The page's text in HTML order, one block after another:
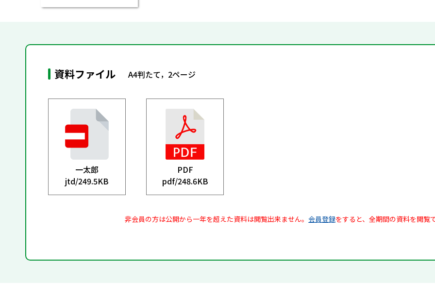
資料ファイル A4判たて，2ページ
一太郎
jtd/249.5KB
PDF
pdf/248.6KB
非会員の方は公開から一年を超えた資料は閲覧出来ません。 会員登録をすると、全期間の資料を閲覧